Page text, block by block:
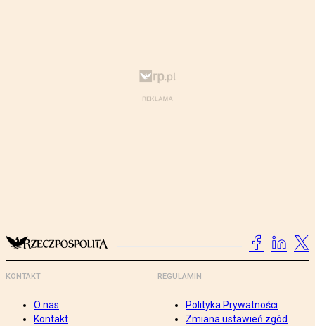
KONTAKT
O nas
Kontakt
REGULAMIN
Polityka Prywatności
Zmiana ustawień zgód